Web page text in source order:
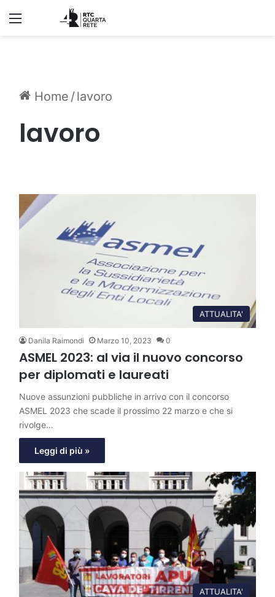
Home /lavoro
lavoro
ATTUALITA'
Danila Raimondi Marzo 10, 2023 0
ASMEL 2023: al via il nuovo concorso
per diplomati e laureati
Nuove assunzioni pubbliche in arrivo con il concorso
ASMEL 2023 che scade il prossimo 22 marzo e che si
rivolge…
Leggi di più »
ATTUALITA'